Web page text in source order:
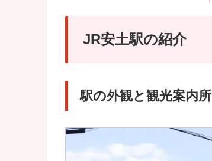
JR安土駅の紹介
駅の外観と観光案内所